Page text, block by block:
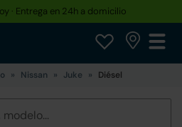
· Entrega en 24h a domicilio
Nissan Juke Diésel